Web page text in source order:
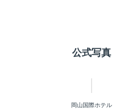
公式写真
岡山国際ホテル